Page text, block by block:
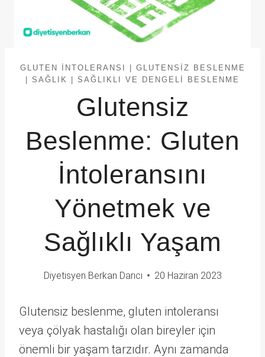
GLUTEN İNTOLERANSI
GLUTENSIZ BESLENME
SAĞLIK SAĞLIKLI VE DENGELI BESLENME
Glutensiz
Beslenme: Gluten
İntoleransını
Yönetmek ve
Sağlıklı Yaşam
Diyetisyen Berkan Darıcı 20 Haziran 2023
Glutensiz beslenme, gluten intoleransı
veya çölyak hastalığı olan bireyler için
önemli bir yaşam tarzıdır. Aynı zamanda